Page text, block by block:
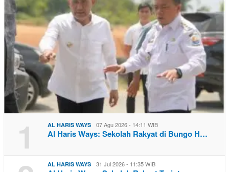
1 AL HARIS WAYS 07 Agu 2026 - 14:11 WIB
Al Haris Ways: Sekolah Rakyat di Bungo H…
AL HARIS WAYS 31 Jul 2026 - 11:35 WIB